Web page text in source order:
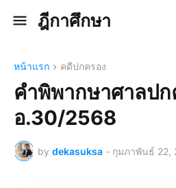
ฎีกาศึกษา
หน้าแรก คดีปกครอง
คำพิพากษาศาลป
อ.30/2568
by dekasuksa - กุมภาพันธ์ 22,